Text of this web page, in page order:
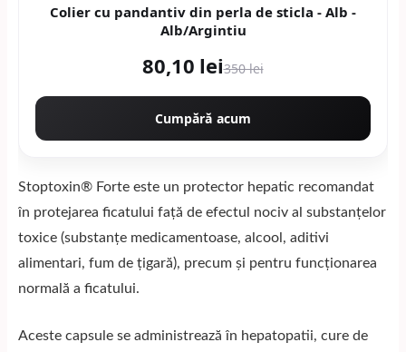
Colier cu pandantiv din perla de sticla - Alb -
Alb/Argintiu
80,10 lei350 lei
Cumpără acum
Stoptoxin® Forte este un protector hepatic recomandat
în protejarea ficatului față de efectul nociv al substanțelor
toxice (substanțe medicamentoase, alcool, aditivi
alimentari, fum de țigară), precum și pentru funcționarea
normală a ficatului.
Aceste capsule se administrează în hepatopatii, cure de